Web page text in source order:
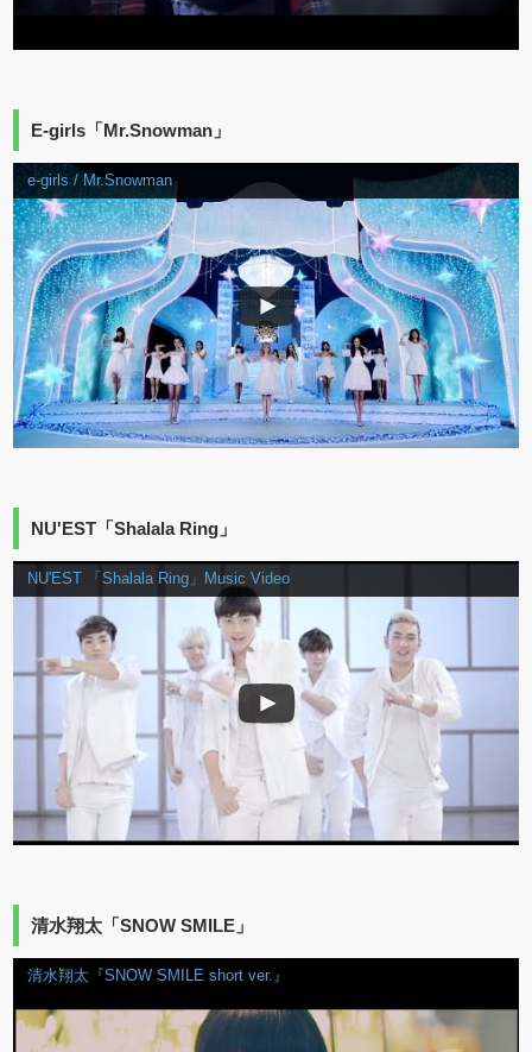
E-girls「Mr.Snowman」
e-girls / Mr.Snowman
NU'EST「Shalala Ring」
NU'EST 「Shalala Ring」Music Video
清水翔太「SNOW SMILE」
清水翔太『SNOW SMILE short ver.』